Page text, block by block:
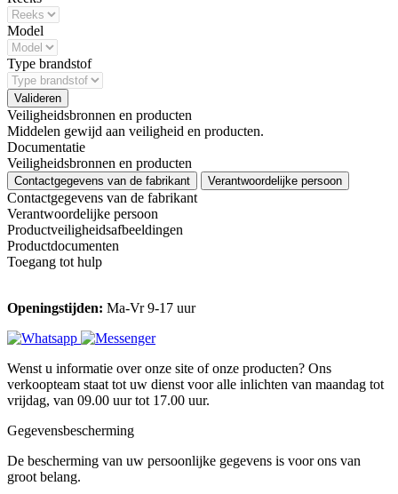
Model
Type brandstof
Valideren
Veiligheidsbronnen en producten
Middelen gewijd aan veiligheid en producten.
Documentatie
Veiligheidsbronnen en producten
Contactgegevens van de fabrikant Verantwoordelijke persoon
Contactgegevens van de fabrikant
Verantwoordelijke persoon
Productveiligheidsafbeeldingen
Productdocumenten
Toegang tot hulp
Openingstijden: Ma-Vr 9-17 uur
Wenst u informatie over onze site of onze producten? Ons
verkoopteam staat tot uw dienst voor alle inlichten van maandag tot
vrijdag, van 09.00 uur tot 17.00 uur.
Gegevensbescherming
De bescherming van uw persoonlijke gegevens is voor ons van
groot belang.